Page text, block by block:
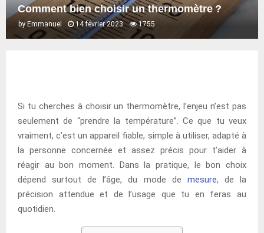
Comment bien choisir un thermomètre ?
by Emmanuel 14 février 2023 1755
Si tu cherches à choisir un thermomètre, l’enjeu n’est pas
seulement de “prendre la température”. Ce que tu veux
vraiment, c’est un appareil fiable, simple à utiliser, adapté à
la personne concernée et assez précis pour t’aider à
réagir au bon moment. Dans la pratique, le bon choix
dépend surtout de l’âge, du mode de mesure, de la
précision attendue et de l’usage que tu en feras au
quotidien.